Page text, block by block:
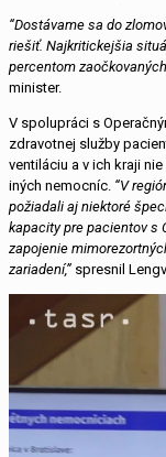
“Dostávame sa do
riešiť. Najkritickejšia
percentom zaočkovaných
minister.
V spolupráci s
zdravotnej služby
ventiláciu a v ich kraji
iných nemocníc. “V
požiadali aj niektoré
kapacity pre pacientov s
zapojenie
zariadení,” spresnil